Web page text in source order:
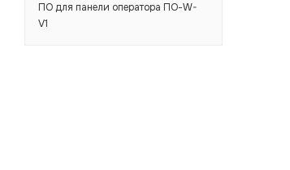
ПО для панели оператора ПО-W-
V1